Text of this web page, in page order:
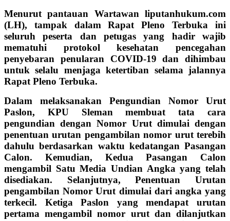
Menurut pantauan Wartawan liputanhukum.com
(LH), tampak dalam Rapat Pleno Terbuka ini
seluruh peserta dan petugas yang hadir wajib
mematuhi protokol kesehatan pencegahan
penyebaran penularan COVID-19 dan dihimbau
untuk selalu menjaga ketertiban selama jalannya
Rapat Pleno Terbuka.
Dalam melaksanakan Pengundian Nomor Urut
Paslon, KPU Sleman membuat tata cara
pengundian dengan Nomor Urut dimulai dengan
penentuan urutan pengambilan nomor urut terebih
dahulu berdasarkan waktu kedatangan Pasangan
Calon. Kemudian, Kedua Pasangan Calon
mengambil Satu Media Undian Angka yang telah
disediakan. Selanjutnya, Penentuan Urutan
pengambilan Nomor Urut dimulai dari angka yang
terkecil. Ketiga Paslon yang mendapat urutan
pertama mengambil nomor urut dan dilanjutkan